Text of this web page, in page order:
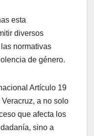
esta
diversos
normativas
de género.
Artículo 19
a no solo
que afecta los
sino a